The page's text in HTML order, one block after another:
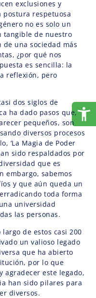
exclusiones y
postura respetuosa
no es solo un
tangible de nuestro
una sociedad más
¿por qué nos
es sencilla: la
reflexión, pero
dos siglos de
ha dado pasos que,
pequeños, son
diversos procesos
‘La Magia de Poder
sido respaldados por
que es
embargo, sabemos
y que aún queda un
toda forma
universidad
las personas.
de estos casi 200
un valioso legado
que ha abierto
por lo que
agradecer este legado,
han sido pilares para
diversos.